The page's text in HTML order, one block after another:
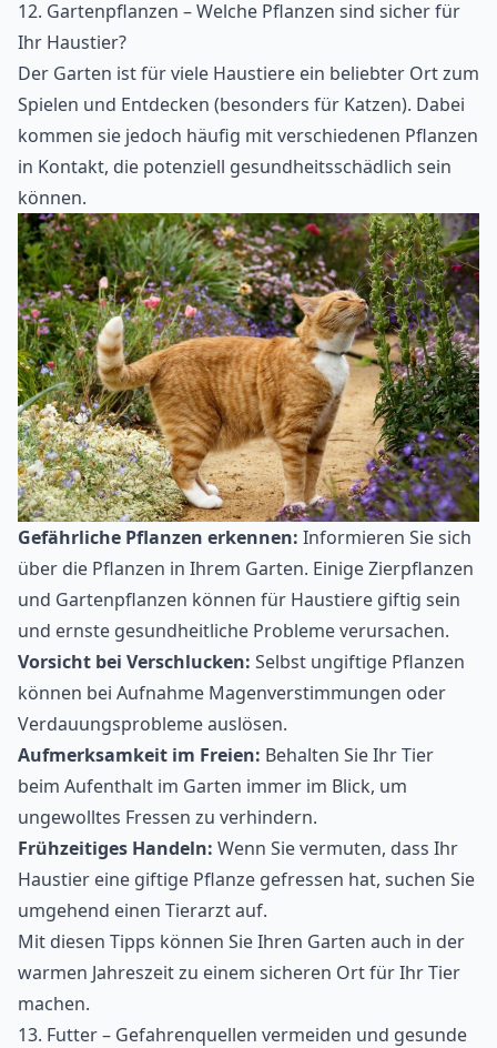
12. Gartenpflanzen – Welche Pflanzen sind sicher für
Ihr Haustier?
Der Garten ist für viele Haustiere ein beliebter Ort zum
Spielen und Entdecken (besonders für Katzen). Dabei
kommen sie jedoch häufig mit verschiedenen Pflanzen
in Kontakt, die potenziell gesundheitsschädlich sein
können.
Gefährliche Pflanzen erkennen: Informieren Sie sich
über die Pflanzen in Ihrem Garten. Einige Zierpflanzen
und Gartenpflanzen können für Haustiere giftig sein
und ernste gesundheitliche Probleme verursachen.
Vorsicht bei Verschlucken: Selbst ungiftige Pflanzen
können bei Aufnahme Magenverstimmungen oder
Verdauungsprobleme auslösen.
Aufmerksamkeit im Freien: Behalten Sie Ihr Tier
beim Aufenthalt im Garten immer im Blick, um
ungewolltes Fressen zu verhindern.
Frühzeitiges Handeln: Wenn Sie vermuten, dass Ihr
Haustier eine giftige Pflanze gefressen hat, suchen Sie
umgehend einen Tierarzt auf.
Mit diesen Tipps können Sie Ihren Garten auch in der
warmen Jahreszeit zu einem sicheren Ort für Ihr Tier
machen.
13. Futter – Gefahrenquellen vermeiden und gesunde